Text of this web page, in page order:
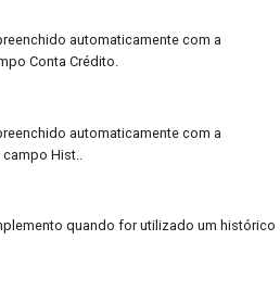
automaticamente com a
Conta Crédito.
automaticamente com a
Hist..
quando for utilizado um histórico